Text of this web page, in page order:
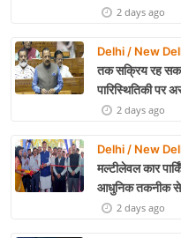
2 days ago
Delhi / New
तक सक्रिय रह
पारिस्थितिकी पर
2 days ago
Delhi / New
मल्टीलेवल कार
आधुनिक तकनीक से
2 days ago